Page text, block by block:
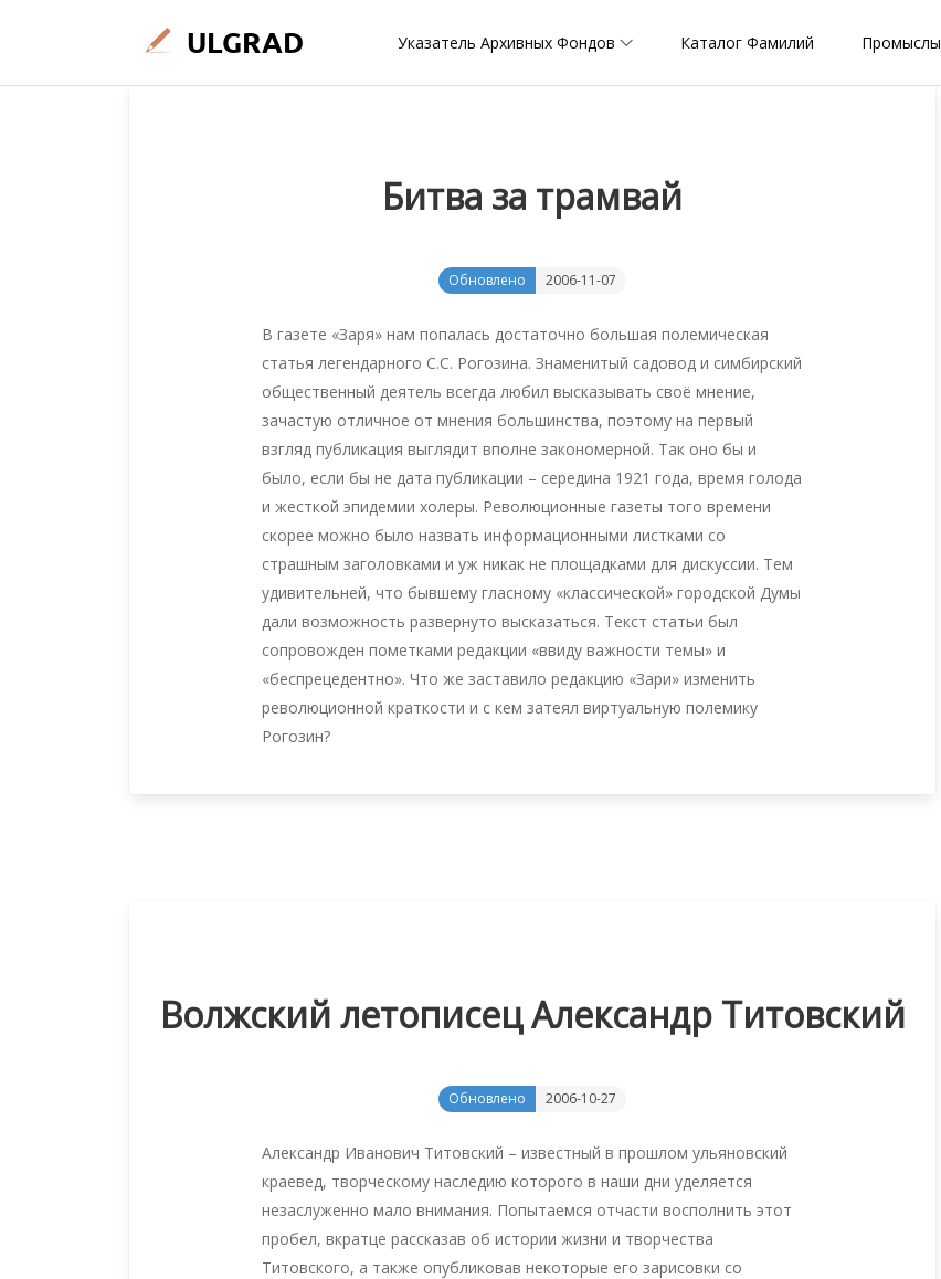
Указатель Архивных Фондов Каталог Фамилий Промыслы
Битва за трамвай
Обновлено 2006-11-07
В газете «Заря» нам попалась достаточно большая полемическая
статья легендарного С.С. Рогозина. Знаменитый садовод и симбирский
общественный деятель всегда любил высказывать своё мнение,
зачастую отличное от мнения большинства, поэтому на первый
взгляд публикация выглядит вполне закономерной. Так оно бы и
было, если бы не дата публикации – середина 1921 года, время голода
и жесткой эпидемии холеры. Революционные газеты того времени
скорее можно было назвать информационными листками со
страшным заголовками и уж никак не площадками для дискуссии. Тем
удивительней, что бывшему гласному «классической» городской Думы
дали возможность развернуто высказаться. Текст статьи был
сопровожден пометками редакции «ввиду важности темы» и
«беспрецедентно». Что же заставило редакцию «Зари» изменить
революционной краткости и с кем затеял виртуальную полемику
Рогозин?
Волжский летописец Александр Титовский
Обновлено 2006-10-27
Александр Иванович Титовский – известный в прошлом ульяновский
краевед, творческому наследию которого в наши дни уделяется
незаслуженно мало внимания. Попытаемся отчасти восполнить этот
пробел, вкратце рассказав об истории жизни и творчества
Титовского, а также опубликовав некоторые его зарисовки со